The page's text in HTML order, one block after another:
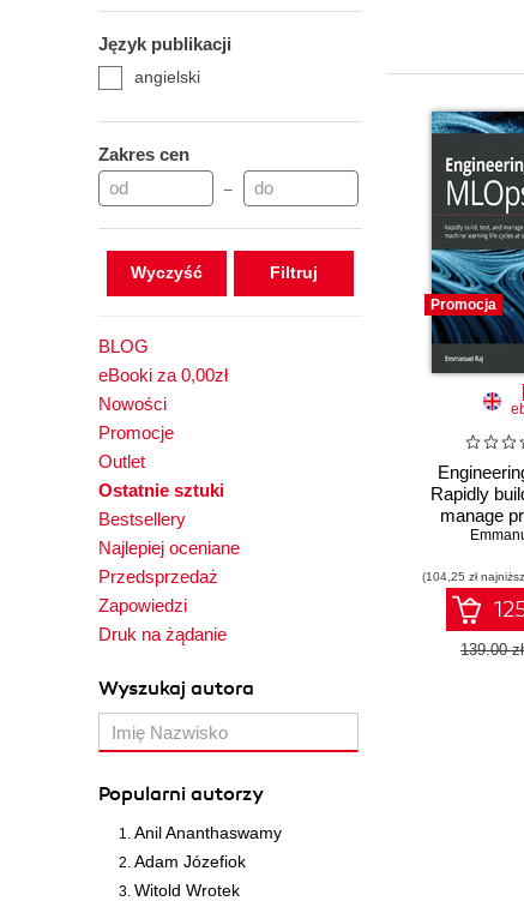
Język publikacji
angielski
Zakres cen
–
Wyczyść
BLOG
eBooki za 0,00zł
Nowości
Promocje
Outlet
Ostatnie sztuki
Bestsellery
Najlepiej oceniane
Przedsprzedaż
Zapowiedzi
Druk na żądanie
Wyszukaj autora
Popularni autorzy
Anil Ananthaswamy
Adam Józefiok
Witold Wrotek
Promocja
Rapidly
manage
ready
(104,25 zł
139.00 zł